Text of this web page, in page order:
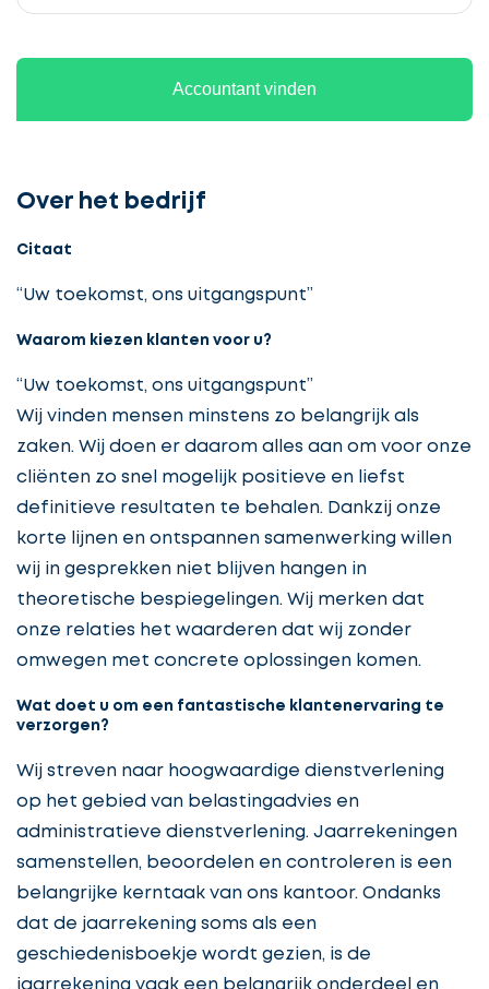
Accountant vinden
Over het bedrijf
Citaat
“Uw toekomst, ons uitgangspunt”
Waarom kiezen klanten voor u?
“Uw toekomst, ons uitgangspunt”
Wij vinden mensen minstens zo belangrijk als
zaken. Wij doen er daarom alles aan om voor onze
cliënten zo snel mogelijk positieve en liefst
definitieve resultaten te behalen. Dankzij onze
korte lijnen en ontspannen samenwerking willen
wij in gesprekken niet blijven hangen in
theoretische bespiegelingen. Wij merken dat
onze relaties het waarderen dat wij zonder
omwegen met concrete oplossingen komen.
Wat doet u om een fantastische klantenervaring te
verzorgen?
Wij streven naar hoogwaardige dienstverlening
op het gebied van belastingadvies en
administratieve dienstverlening. Jaarrekeningen
samenstellen, beoordelen en controleren is een
belangrijke kerntaak van ons kantoor. Ondanks
dat de jaarrekening soms als een
geschiedenisboekje wordt gezien, is de
jaarrekening vaak een belangrijk onderdeel en